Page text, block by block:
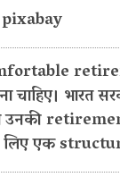
चाहिए। भारत
उनकी
लिए एक